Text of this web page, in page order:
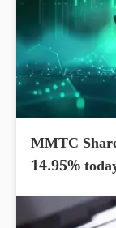
MMTC
14.95%